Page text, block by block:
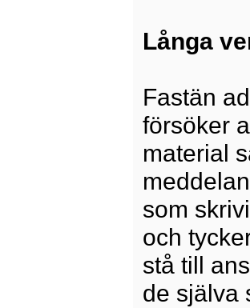
Långa
Fastän
försöker
material
som
och
stå till
de själva